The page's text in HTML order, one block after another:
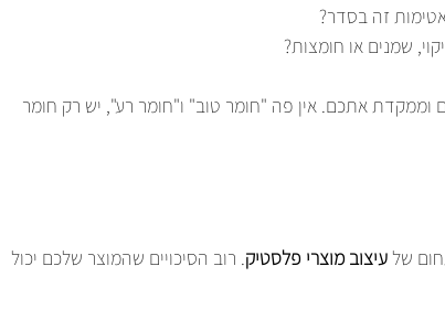
זה בסדר?
שמנים או חומצות?
אתכם. אין פה "חומר טוב" ו"חומר רע", יש רק חומר
של עיצוב מוצרי פלסטיק . רוב הסיכויים שהמוצר שלכם יכול